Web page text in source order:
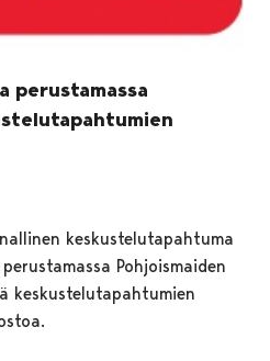
perustamassa
keskustelutapahtuma
Pohjoismaiden
keskustelutapahtumien